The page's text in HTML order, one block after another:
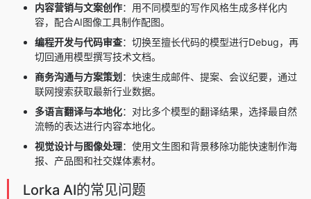
内容营销与文案创作：用不同模型的写作风格生成多样化内
容，配合AI图像工具制作配图。
编程开发与代码审查：切换至擅长代码的模型进行Debug，再
切回通用模型撰写技术文档。
商务沟通与方案策划 ：快速生成邮件、提案、会议纪要，通过
联网搜索获取最新行业数据。
多语言翻译与本地化：对比多个模型的翻译结果，选择最自然
流畅的表达进行内容本地化。
视觉设计与图像处理：使用文生图和背景移除功能快速制作海
报、产品图和社交媒体素材。
Lorka AI的常见问题